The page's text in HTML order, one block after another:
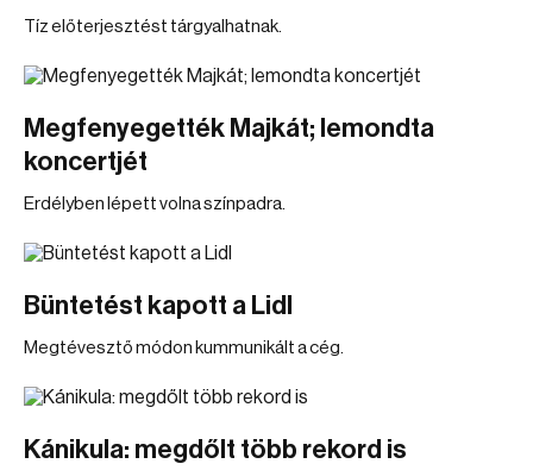
Tíz előterjesztést tárgyalhatnak.
Megfenyegették Majkát; lemondta
koncertjét
Erdélyben lépett volna színpadra.
Büntetést kapott a Lidl
Megtévesztő módon kummunikált a cég.
Kánikula: megdőlt több rekord is